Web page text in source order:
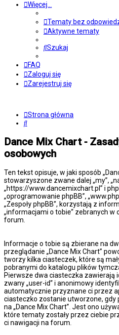
Więcej…
Tematy bez
Aktywne tematy
Szukaj
FAQ
Zaloguj się
Zarejestruj się
Strona główna
Szukaj
Dance Mix Chart -
osobowych
Ten tekst opisuje, w jaki sposób
stowarzyszone zwane dalej „my”,
„https://www.dancemixchart.pl” i
„oprogramowanie phpBB”,
„Zespoły phpBB”, korzystają z
„informacjami o tobie” zebranych w
forum.
Informacje o tobie są zbierane na
przeglądanie „Dance Mix Chart”
tworzy kilka ciasteczek, które są
pobranymi do katalogu plików
Pierwsze dwa ciasteczka zawierają
zwany „user-id” i anonimowy
automatycznie przyznane ci przez
ciasteczko zostanie utworzone,
na „Dance Mix Chart”. Jest ono
które tematy zostały przez ciebie
ci nawigacji na forum.